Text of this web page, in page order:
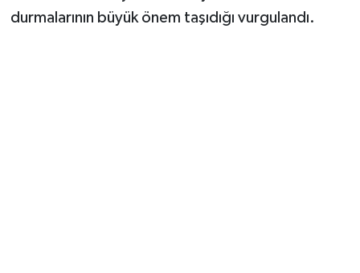
durmalarının büyük önem taşıdığı vurgulandı.